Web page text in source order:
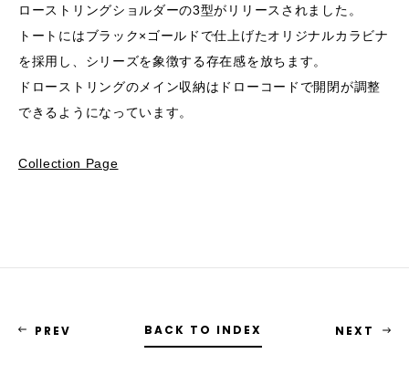
ローストリングショルダーの3型がリリースされました。
トートにはブラック×ゴールドで仕上げたオリジナルカラビナ
を採用し、シリーズを象徴する存在感を放ちます。
ドローストリングのメイン収納はドローコードで開閉が調整
できるようになっています。
Collection Page
PREV BACK TO INDEX NEXT